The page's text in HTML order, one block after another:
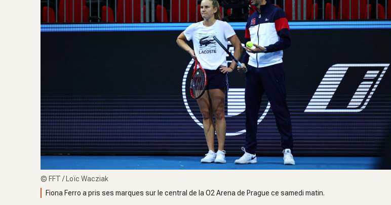
© FFT / Loïc Wacziak
Fiona Ferro a pris ses marques sur le central de la O2 Arena de Prague ce samedi matin.